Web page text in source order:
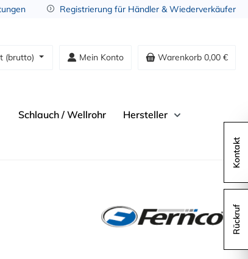
Registrierung für Händler & Wiederverkäufer
(brutto) Mein Konto Warenkorb 0,00 €
Schlauch / Wellrohr Hersteller
Kontakt
Rückruf